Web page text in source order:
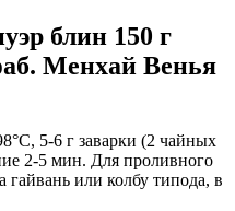
блин 150 г
Менхай Венья
5-6 г заварки (2 чайных
2-5 мин. Для проливного
гайвань или колбу типода, в